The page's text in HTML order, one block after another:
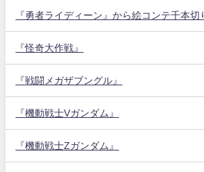
『勇者ライディーン』から絵コンテ千本切
『怪奇大作戦』
『戦闘メガザブングル』
『機動戦士Vガンダム』
『機動戦士Zガンダム』